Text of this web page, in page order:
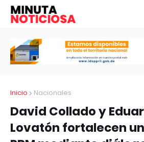
Inicio Nacionales
David Collado y
Lovatón fortalecen